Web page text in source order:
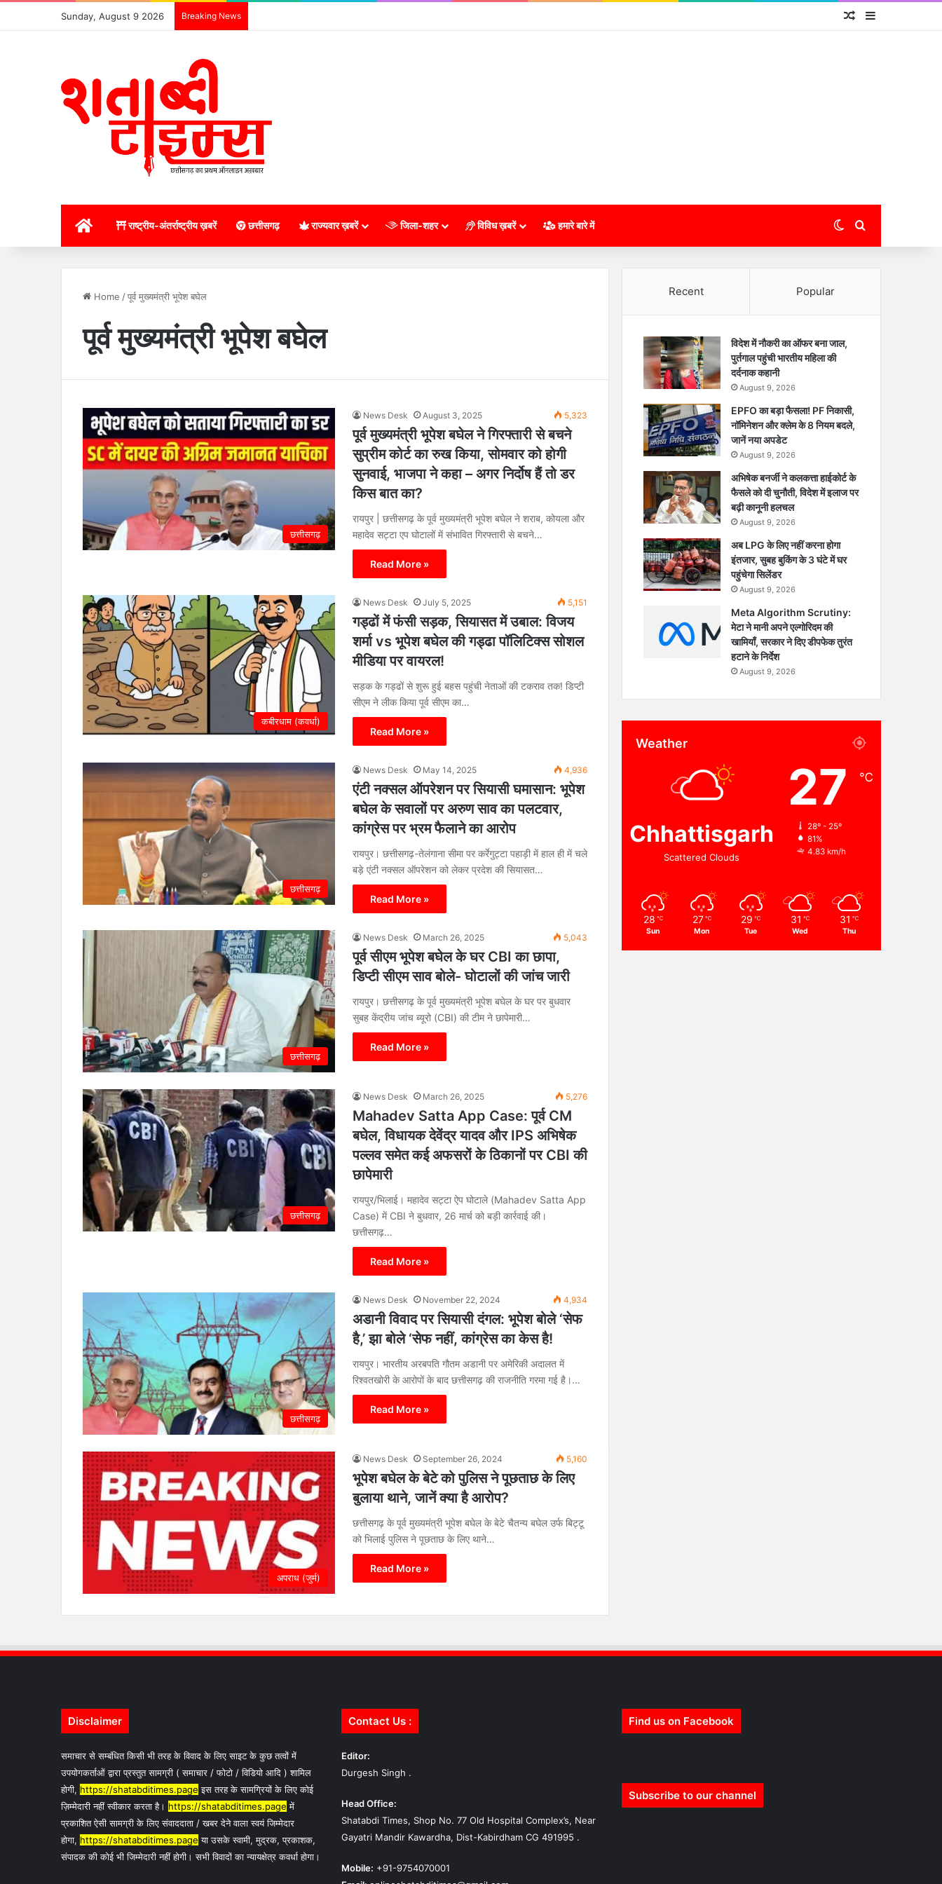
Sunday, August 9 2026 Breaking News Random Article
राष्ट्रीय-अंतर्राष्ट्रीय ख़बरें छत्तीसगढ़ राज्यवार ख़बरें जिला-शहर विविध ख़बरें हमारे बारे में Switch skin
Home /पूर्व मुख्यमंत्री भूपेश बघेल
पूर्व मुख्यमंत्री भूपेश बघेल
छत्तीसगढ़
News Desk August 3, 2025 5,323
पूर्व मुख्यमंत्री भूपेश बघेल ने गिरफ्तारी से बचने
सुप्रीम कोर्ट का रुख किया, सोमवार को होगी
सुनवाई, भाजपा ने कहा – अगर निर्दोष हैं तो डर
किस बात का?
रायपुर | छत्तीसगढ़ के पूर्व मुख्यमंत्री भूपेश बघेल ने शराब, कोयला और
महादेव सट्टा एप घोटालों में संभावित गिरफ्तारी से बचने…
Read More »
कबीरधाम (कवर्धा)
News Desk July 5, 2025 5,151
गड्ढों में फंसी सड़क, सियासत में उबाल: विजय
शर्मा vs भूपेश बघेल की गड्ढा पॉलिटिक्स सोशल
मीडिया पर वायरल!
सड़क के गड्ढों से शुरू हुई बहस पहुंची नेताओं की टकराव तक! डिप्टी
सीएम ने लीक किया पूर्व सीएम का…
Read More »
छत्तीसगढ़
News Desk May 14, 2025 4,936
एंटी नक्सल ऑपरेशन पर सियासी घमासान: भूपेश
बघेल के सवालों पर अरुण साव का पलटवार,
कांग्रेस पर भ्रम फैलाने का आरोप
रायपुर। छत्तीसगढ़-तेलंगाना सीमा पर कर्रेगुट्टा पहाड़ी में हाल ही में चले
बड़े एंटी नक्सल ऑपरेशन को लेकर प्रदेश की सियासत…
Read More »
छत्तीसगढ़
News Desk March 26, 2025 5,043
पूर्व सीएम भूपेश बघेल के घर CBI का छापा,
डिप्टी सीएम साव बोले- घोटालों की जांच जारी
रायपुर। छत्तीसगढ़ के पूर्व मुख्यमंत्री भूपेश बघेल के घर पर बुधवार
सुबह केंद्रीय जांच ब्यूरो (CBI) की टीम ने छापेमारी…
Read More »
छत्तीसगढ़
News Desk March 26, 2025 5,276
Mahadev Satta App Case: पूर्व CM
बघेल, विधायक देवेंद्र यादव और IPS अभिषेक
पल्लव समेत कई अफसरों के ठिकानों पर CBI की
छापेमारी
रायपुर/भिलाई। महादेव सट्टा ऐप घोटाले (Mahadev Satta App
Case) में CBI ने बुधवार, 26 मार्च को बड़ी कार्रवाई की।
छत्तीसगढ़…
Read More »
छत्तीसगढ़
News Desk November 22, 2024 4,934
अडानी विवाद पर सियासी दंगल: भूपेश बोले ‘सेफ
है,’ झा बोले ‘सेफ नहीं, कांग्रेस का केस है!
रायपुर। भारतीय अरबपति गौतम अडानी पर अमेरिकी अदालत में
रिश्वतखोरी के आरोपों के बाद छत्तीसगढ़ की राजनीति गरमा गई है।…
Read More »
अपराध (जुर्म)
News Desk September 26, 2024 5,160
भूपेश बघेल के बेटे को पुलिस ने पूछताछ के लिए
बुलाया थाने, जानें क्या है आरोप?
छत्तीसगढ़ के पूर्व मुख्यमंत्री भूपेश बघेल के बेटे चैतन्य बघेल उर्फ बिट्टू
को भिलाई पुलिस ने पूछताछ के लिए थाने…
Read More »
Recent Popular
विदेश में नौकरी का ऑफर बना जाल,
पुर्तगाल पहुंची भारतीय महिला की
दर्दनाक कहानी
August 9, 2026
EPFO का बड़ा फैसला! PF निकासी,
नॉमिनेशन और क्लेम के 8 नियम बदले,
जानें नया अपडेट
August 9, 2026
अभिषेक बनर्जी ने कलकत्ता हाईकोर्ट के
फैसले को दी चुनौती, विदेश में इलाज पर
बढ़ी कानूनी हलचल
August 9, 2026
अब LPG के लिए नहीं करना होगा
इंतजार, सुबह बुकिंग के 3 घंटे में घर
पहुंचेगा सिलेंडर
August 9, 2026
Meta Algorithm Scrutiny:
मेटा ने मानी अपने एल्गोरिदम की
खामियाँ, सरकार ने दिए डीपफेक तुरंत
हटाने के निर्देश
August 9, 2026
Weather
Chhattisgarh
Scattered Clouds
27 ℃
28º - 25º
81%
4.83 km/h
28 ℃
Sun
27 ℃
Mon
29 ℃
Tue
31 ℃
Wed
31 ℃
Thu
Disclaimer
समाचार से सम्बंधित किसी भी तरह के विवाद के लिए साइट के कुछ तत्वों में
उपयोगकर्ताओं द्वारा प्रस्तुत सामग्री ( समाचार / फोटो / विडियो आदि ) शामिल
होगी, https://shatabditimes.page इस तरह के सामग्रियों के लिए कोई
ज़िम्मेदारी नहीं स्वीकार करता है। https://shatabditimes.page में
प्रकाशित ऐसी सामग्री के लिए संवाददाता / खबर देने वाला स्वयं जिम्मेदार
होगा, https://shatabditimes.page या उसके स्वामी, मुद्रक, प्रकाशक,
संपादक की कोई भी जिम्मेदारी नहीं होगी। सभी विवादों का न्यायक्षेत्र कवर्धा होगा।
Contact Us :
Editor:
Durgesh Singh .
Head Office:
Shatabdi Times, Shop No. 77 Old Hospital Complex’s, Near
Gayatri Mandir Kawardha, Dist-Kabirdham CG 491995 .
Mobile: +91-9754070001
Find us on Facebook
Subscribe to our channel